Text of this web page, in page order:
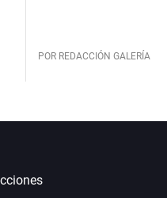
POR REDACCIÓN GALERÍA